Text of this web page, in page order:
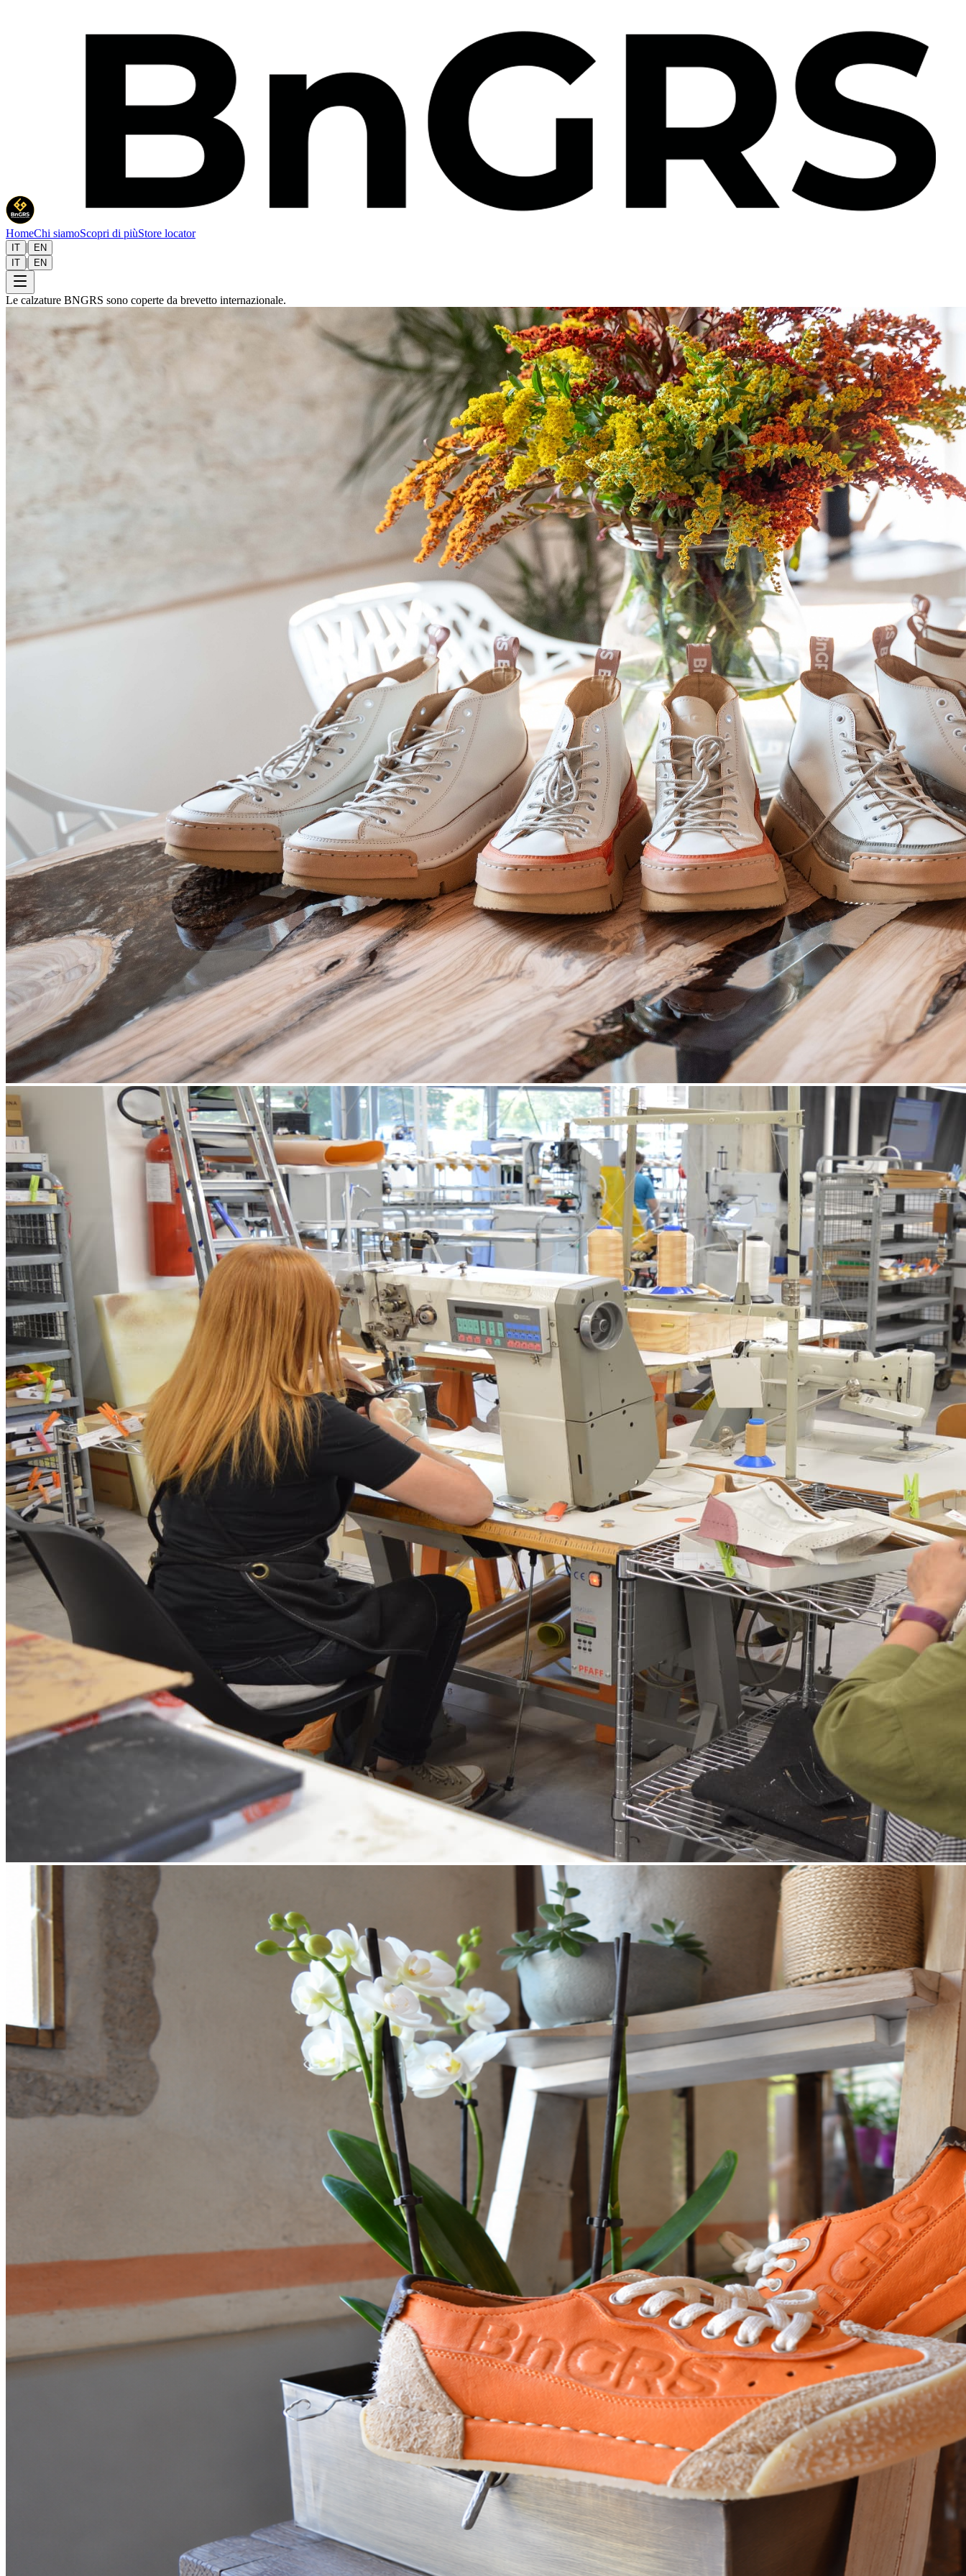
HomeChi siamoScopri di piùStore locator
IT |
EN
IT | EN
Le calzature BNGRS sono coperte da brevetto internazionale.